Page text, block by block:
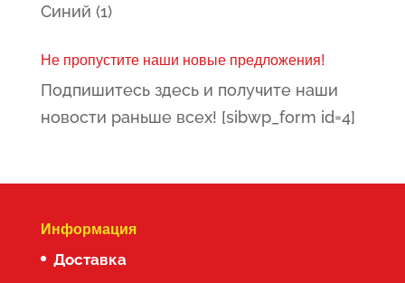
Синий (1)
Не пропустите наши новые предложения!
Подпишитесь здесь и получите наши
новости раньше всех! [sibwp_form id=4]
Информация
Доставка